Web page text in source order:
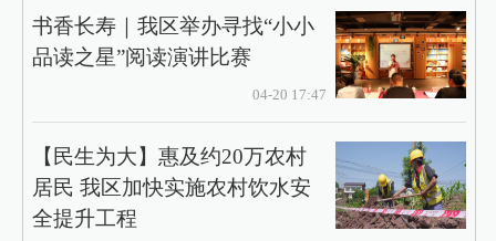
书香长寿｜我区举办寻找“小小
品读之星”阅读演讲比赛
04-20 17:47
【民生为大】惠及约20万农村
居民 我区加快实施农村饮水安
全提升工程